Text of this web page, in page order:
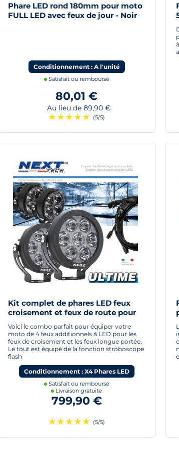
Phare LED rond 180mm pour moto
FULL LED avec feux de jour - Noir
Conditionnement : A l'unité
Satisfait ou remboursé
80,01 €
Au lieu de 89,90 €
★ ★ ★ ★ ★ (5/5)
Kit complet de phares LED feux
croisement et feux de route pour
Voici le combo parfait pour équiper votre
moto de 4 feux additionnels à LED pour les
feux de croisement et les feux longue portée.
Le tout est équipé de la fonction stroboscope
flash
Conditionnement : X4 Phares LED
Satisfait ou remboursé
Livraison gratuite
799,90 €
★ ★ ★ ★ ★ (5/5)